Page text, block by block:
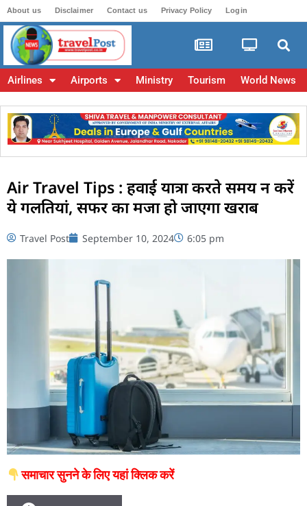
About us Disclaimer Contact us Privacy Policy Login
Airlines Airports Ministry Tourism World News
Air Travel Tips : हवाई यात्रा करते समय न करें
ये गलतियां, सफर का मजा हो जाएगा खराब
Travel Post September 10, 2024 6:05 pm
समाचार सुनने के लिए यहां क्लिक करें